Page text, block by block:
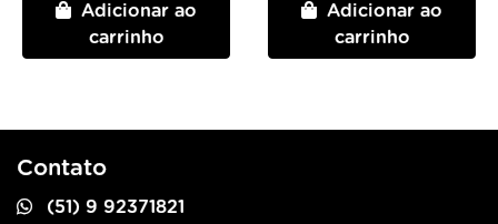
Adicionar ao
carrinho
Adicionar ao
carrinho
Contato
(51) 9 92371821